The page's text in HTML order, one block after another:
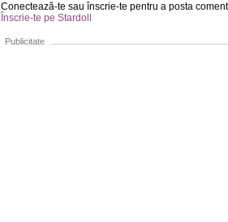
Conectează-te sau înscrie-te pentru a posta
Înscrie-te pe Stardoll
Publicitate